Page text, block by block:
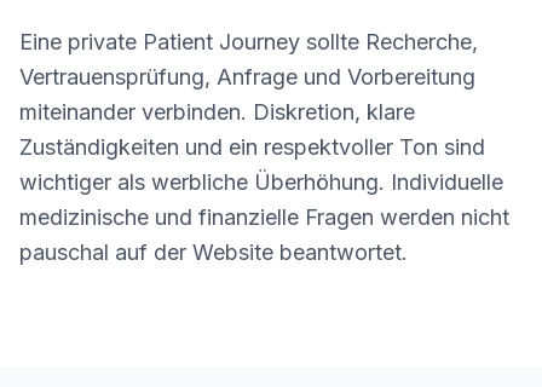
Eine private Patient Journey sollte Recherche,
Vertrauensprüfung, Anfrage und Vorbereitung
miteinander verbinden. Diskretion, klare
Zuständigkeiten und ein respektvoller Ton sind
wichtiger als werbliche Überhöhung. Individuelle
medizinische und finanzielle Fragen werden nicht
pauschal auf der Website beantwortet.